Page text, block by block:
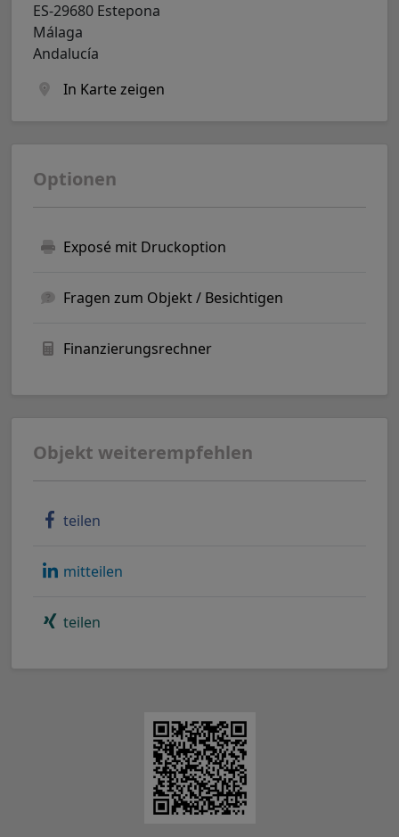
ES-29680 Estepona
Málaga
Andalucía
In Karte zeigen
Optionen
Exposé mit Druckoption
Fragen zum Objekt / Besichtigen
Finanzierungsrechner
Objekt weiterempfehlen
teilen
mitteilen
teilen